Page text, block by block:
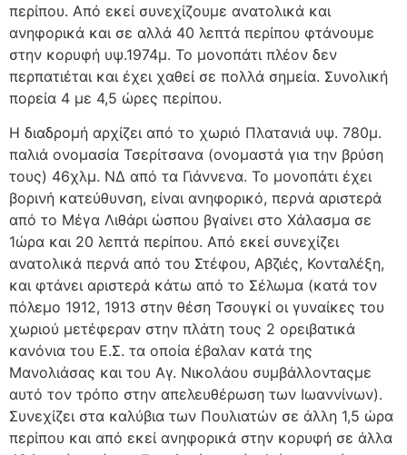
περίπου. Από εκεί συνεχίζουμε ανατολικά και
ανηφορικά και σε αλλά 40 λεπτά περίπου φτάνουμε
στην κορυφή υψ.1974μ. Το μονοπάτι πλέον δεν
περπατιέται και έχει χαθεί σε πολλά σημεία. Συνολική
πορεία 4 με 4,5 ώρες περίπου.
Η διαδρομή αρχίζει από το χωριό Πλατανιά υψ. 780μ.
παλιά ονομασία Τσερίτσανα (ονομαστά για την βρύση
τους) 46χλμ. ΝΔ από τα Γιάννενα. Το μονοπάτι έχει
βορινή κατεύθυνση, είναι ανηφορικό, περνά αριστερά
από το Μέγα Λιθάρι ώσπου βγαίνει στο Χάλασμα σε
1ώρα και 20 λεπτά περίπου. Από εκεί συνεχίζει
ανατολικά περνά από του Στέφου, Αβζιές, Κονταλέξη,
και φτάνει αριστερά κάτω από το Σέλωμα (κατά τον
πόλεμο 1912, 1913 στην θέση Τσουγκί οι γυναίκες του
χωριού μετέφεραν στην πλάτη τους 2 ορειβατικά
κανόνια του Ε.Σ. τα οποία έβαλαν κατά της
Μανολιάσας και του Αγ. Νικολάου συμβάλλονταςμε
αυτό τον τρόπο στην απελευθέρωση των Ιωαννίνων).
Συνεχίζει στα καλύβια των Πουλιατών σε άλλη 1,5 ώρα
περίπου και από εκεί ανηφορικά στην κορυφή σε άλλα